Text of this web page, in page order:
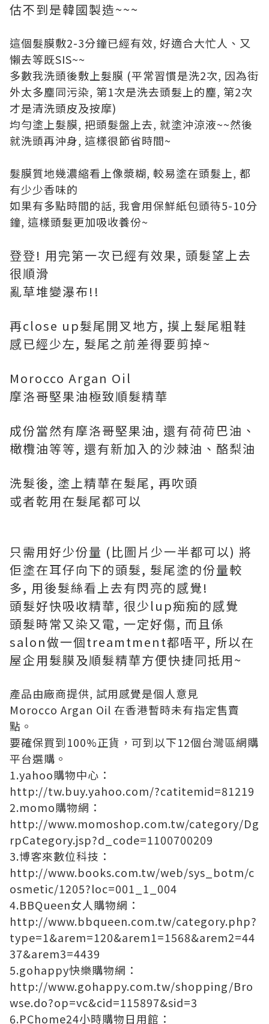
估不到是韓國製造~~~
這個髮膜敷2-3分鐘已經有效, 好適合大忙人、又
懶去等既SIS~~
多數我洗頭後敷上髮膜 (平常習慣是洗2次, 因為街
外太多麈同污染, 第1次是洗去頭髮上的麈, 第2次
才是清洗頭皮及按摩)
均勻塗上髮膜, 把頭髮盤上去, 就塗沖涼液~~然後
就洗頭再沖身, 這樣很節省時間~
髮膜質地幾濃縮看上像漿糊, 較易塗在頭髮上, 都
有少少香味的
如果有多點時間的話, 我會用保鮮紙包頭待5-10分
鐘, 這樣頭髮更加吸收養份~
登登! 用完第一次已經有效果, 頭髮望上去
很順滑
亂草堆變瀑布!!
再close up髮尾開叉地方, 摸上髮尾粗鞋
感已經少左, 髮尾之前差得要剪掉~
Morocco Argan Oil
摩洛哥堅果油極致順髮精華
成份當然有摩洛哥堅果油, 還有荷荷巴油、
橄欖油等等, 還有新加入的沙棘油、酪梨油
洗髮後, 塗上精華在髮尾, 再吹頭
或者乾用在髮尾都可以
只需用好少份量 (比圖片少一半都可以) 將
佢塗在耳仔向下的頭髮, 髮尾塗的份量較
多, 用後髮絲看上去有閃亮的感覺!
頭髮好快吸收精華, 很少lup痴痴的感覺
頭髮時常又染又電, 一定好傷, 而且係
salon做一個treamtment都唔平, 所以在
屋企用髮膜及順髮精華方便快捷同抵用~
產品由廠商提供, 試用感覺是個人意見
Morocco Argan Oil 在香港暫時未有指定售賣
點。
要確保買到100%正貨，可到以下12個台灣區網購
平台選購。
1.yahoo購物中心：
http://tw.buy.yahoo.com/?catitemid=81219
2.momo購物網：
http://www.momoshop.com.tw/category/Dg
rpCategory.jsp?d_code=1100700209
3.博客來數位科技：
http://www.books.com.tw/web/sys_botm/c
osmetic/1205?loc=001_1_004
4.BBQueen女人購物網：
http://www.bbqueen.com.tw/category.php?
type=1&arem=120&arem1=1568&arem2=44
37&arem3=4439
5.gohappy快樂購物網：
http://www.gohappy.com.tw/shopping/Bro
wse.do?op=vc&cid=115897&sid=3
6.PChome24小時購物日用館：